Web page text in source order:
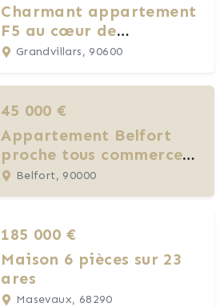
Charmant appartement
F5 au cœur de
Grandvillars proche
Grandvillars, 90600
45 000 €
Appartement Belfort
proche tous commerces
quartier Follereau
Belfort, 90000
185 000 €
Maison 6 pièces sur 23
ares
Masevaux, 68290